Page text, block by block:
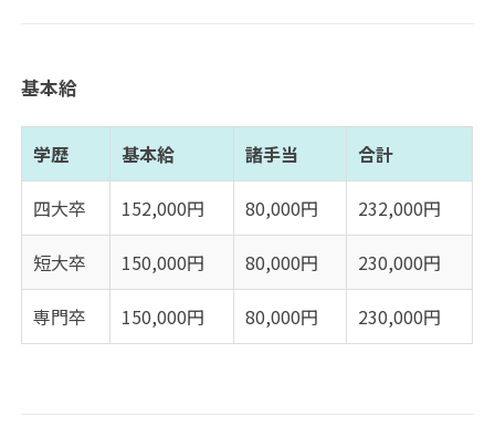
基本給
学歴 基本給 諸手当 合計
四大卒 152,000円 80,000円 232,000円
短大卒 150,000円 80,000円 230,000円
専門卒 150,000円 80,000円 230,000円